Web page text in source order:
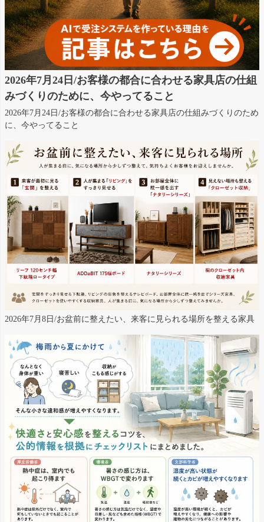
2026年7月24日/お客様の都合に合わせる家具店の仕組
みづくりのために、今やってること
2026年7月24日/お客様の都合に合わせる家具店の仕組みづくりのため
に、今やってること
2026年7月8日/お盆前に整えたい、来客に見られる場所を整える家具